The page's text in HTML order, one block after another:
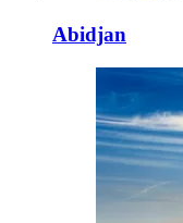
Abidjan